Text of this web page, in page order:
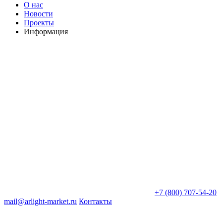
О нас
Новости
Проекты
Информация
+7 (800) 707-54-20
mail@arlight-market.ru Контакты